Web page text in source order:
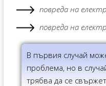
повреда на
повреда на
В първия случай
проблема, но в
трябва да се